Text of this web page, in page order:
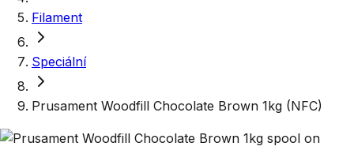
Filament
Speciální
Prusament Woodfill Chocolate Brown 1kg (NFC)